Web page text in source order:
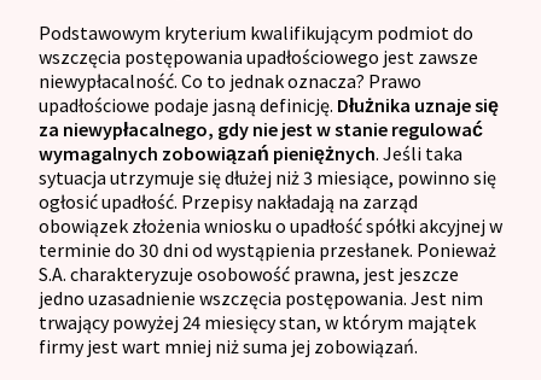
Podstawowym kryterium kwalifikującym podmiot do
wszczęcia postępowania upadłościowego jest zawsze
niewypłacalność. Co to jednak oznacza? Prawo
upadłościowe podaje jasną definicję. Dłużnika uznaje się
za niewypłacalnego, gdy nie jest w stanie regulować
wymagalnych zobowiązań pieniężnych. Jeśli taka
sytuacja utrzymuje się dłużej niż 3 miesiące, powinno się
ogłosić upadłość. Przepisy nakładają na zarząd
obowiązek złożenia wniosku o upadłość spółki akcyjnej w
terminie do 30 dni od wystąpienia przesłanek. Ponieważ
S.A. charakteryzuje osobowość prawna, jest jeszcze
jedno uzasadnienie wszczęcia postępowania. Jest nim
trwający powyżej 24 miesięcy stan, w którym majątek
firmy jest wart mniej niż suma jej zobowiązań.